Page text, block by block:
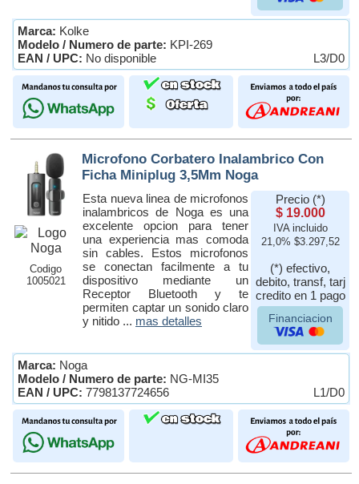
Marca: Kolke
Modelo / Numero de parte: KPI-269
EAN / UPC: No disponible L3/D0
Codigo
1005021
Microfono Corbatero Inalambrico Con
Ficha Miniplug 3,5Mm Noga
Esta nueva linea de microfonos
inalambricos de Noga es una
excelente opcion para tener
una experiencia mas comoda
sin cables. Estos microfonos
se conectan facilmente a tu
dispositivo mediante un
Receptor Bluetooth y te
permiten captar un sonido claro
y nitido ... mas detalles
Precio (*)
$ 19.000
IVA incluido
21,0% $3.297,52
(*) efectivo,
debito, transf, tarj
credito en 1 pago
Financiacion
Marca: Noga
Modelo / Numero de parte: NG-MI35
EAN / UPC: 7798137724656 L1/D0